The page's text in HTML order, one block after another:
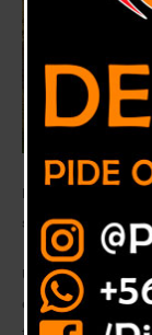
El Centro de Salud
servicios
Unos 2 mil 400
en sus domicilios,